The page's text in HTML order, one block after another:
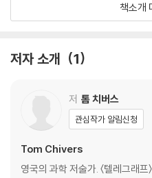
SHORTLISTED FOR THE
urchase on the world' OLIVER
an eighteenth-century
his work. Fusing biography,
on and intellectual history,
책소개
저자 소개 1
저 톰 치버스
관심작가 알림신청
Tom Chivers
영국의 과학 저술가. 〈텔레그래프